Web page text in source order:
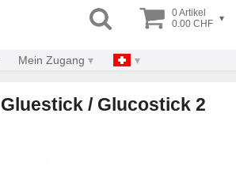
0 Artikel
0.00 CHF ▾
Mein Zugang
/ Glucostick 2